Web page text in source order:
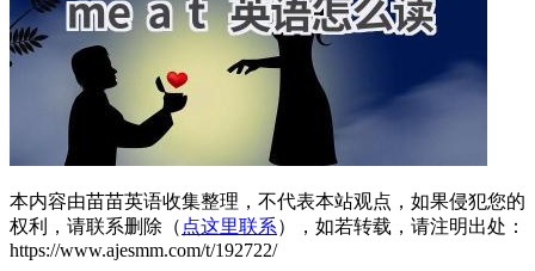
本内容由苗苗英语收集整理，不代表本站观点，如果侵犯您的
权利，请联系删除（ 点这里联系），如若转载，请注明出处：
https://www.ajesmm.com/t/192722/